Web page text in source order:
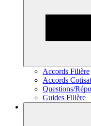
Accords Filière
Accords
Questions/
Guides Filière